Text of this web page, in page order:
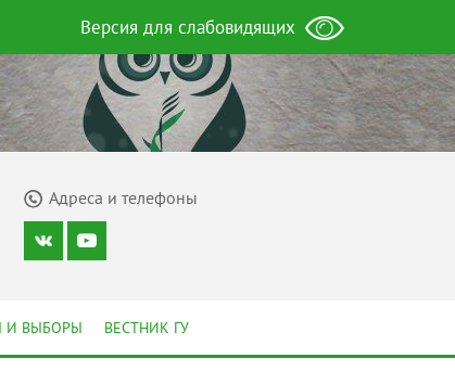
Версия для слабовидящих
Адреса и телефоны
И ВЫБОРЫ ВЕСТНИК ГУ